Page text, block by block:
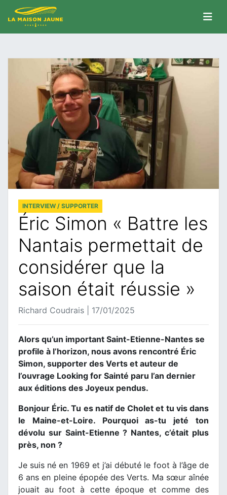
INTERVIEW / SUPPORTER
Éric Simon « Battre les
Nantais permettait de
considérer que la
saison était réussie »
Richard Coudrais | 17/01/2025
Alors qu’un important Saint-Etienne-Nantes se
profile à l’horizon, nous avons rencontré Éric
Simon, supporter des Verts et auteur de
l’ouvrage Looking for Sainté paru l’an dernier
aux éditions des Joyeux pendus.
Bonjour Éric. Tu es natif de Cholet et tu vis dans
le Maine-et-Loire. Pourquoi as-tu jeté ton
dévolu sur Saint-Etienne ? Nantes, c’était plus
près, non ?
Je suis né en 1969 et j’ai débuté le foot à l’âge de
6 ans en pleine épopée des Verts. Ma sœur aînée
jouait au foot à cette époque et comme des